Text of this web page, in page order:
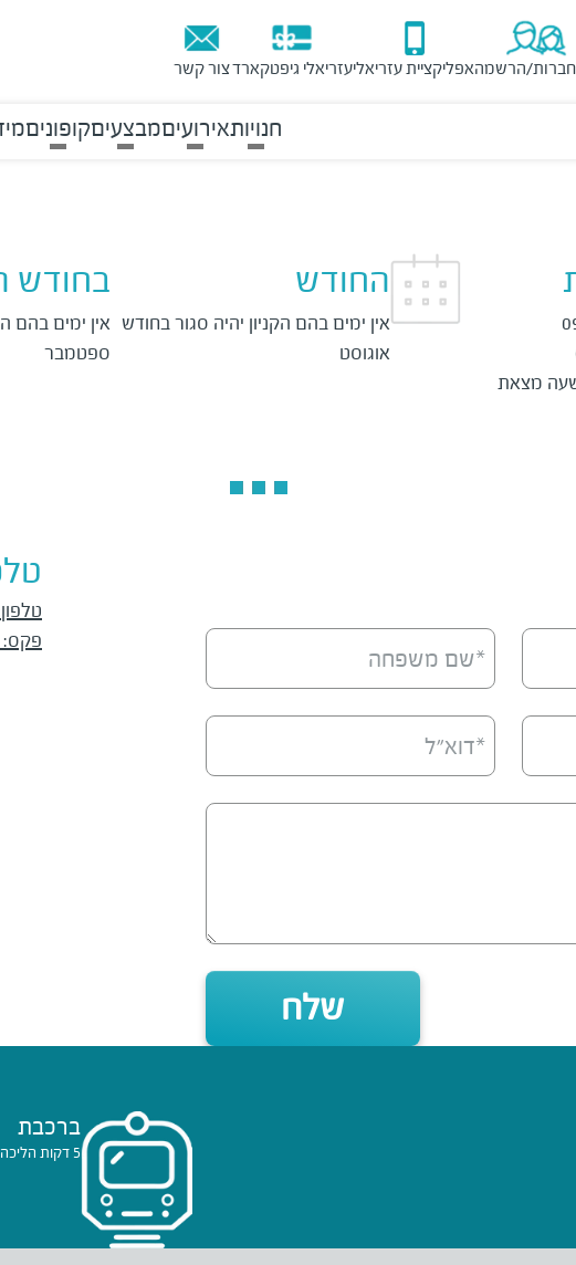
הרשמהאפליקציית עזריאליעזריאלי גיפטקארדצור קשר
חנויותאירועיםמבצעיםקופונים
החודש
אוגוסט
בחודש
ספטמבר
טלפון
פקס:
*שם משפחה
*דוא”ל
שלח
ברכבת
5 דקות הליכה מתחנת רכבת עכו